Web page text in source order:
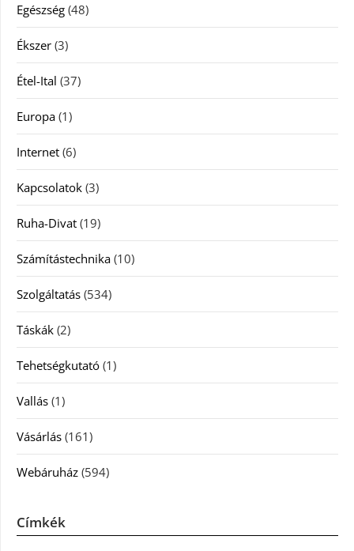
Egészség (48)
Ékszer (3)
Étel-Ital (37)
Europa (1)
Internet (6)
Kapcsolatok (3)
Ruha-Divat (19)
Számítástechnika (10)
Szolgáltatás (534)
Táskák (2)
Tehetségkutató (1)
Vallás (1)
Vásárlás (161)
Webáruház (594)
Címkék